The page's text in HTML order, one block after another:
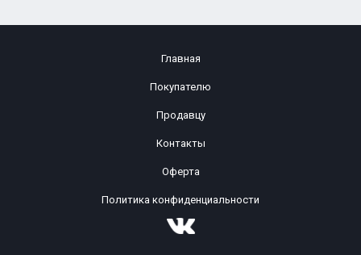
Главная
Покупателю
Продавцу
Контакты
Оферта
Политика конфиденциальности